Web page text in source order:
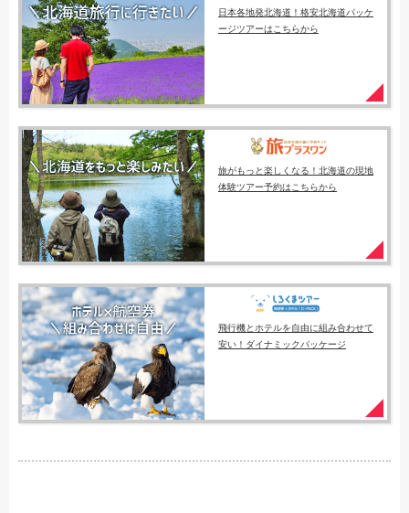
日本各地発北海道！格安北海道パッケ
ージツアーはこちらから
旅がもっと楽しくなる！北海道の現地
体験ツアー予約はこちらから
飛行機とホテルを自由に組み合わせて
安い！ダイナミックパッケージ